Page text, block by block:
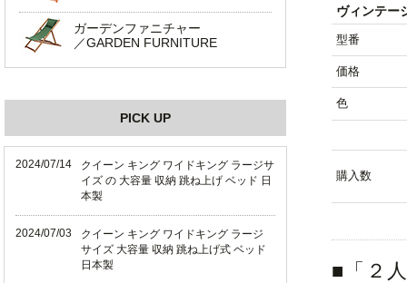
ヴィンテー
型番
価格
色
購入数
■「２
ガーデンファニチャー
／GARDEN FURNITURE
PICK UP
2024/07/14
クイーン キング ワイドキング ラージサ
イズ の 大容量 収納 跳ね上げ ベッド 日
本製
2024/07/03
クイーン キング ワイドキング ラージ
サイズ 大容量 収納 跳ね上げ式 ベッド
日本製